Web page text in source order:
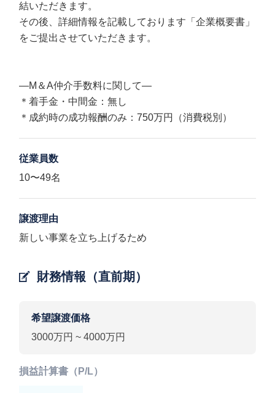
結いただきます。
その後、詳細情報を記載しております「企業概要書」
をご提出させていただきます。
—M＆A仲介手数料に関して—
＊着手金・中間金：無し
＊成約時の成功報酬のみ：750万円（消費税別）
従業員数
10〜49名
譲渡理由
新しい事業を立ち上げるため
財務情報（直前期）
希望譲渡価格
3000万円 ~ 4000万円
損益計算書（P/L）